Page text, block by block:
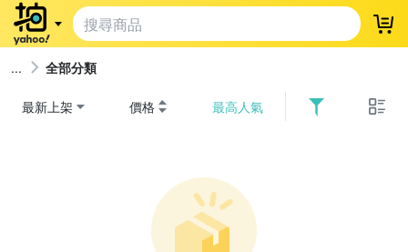
登
全部分類
最新上架 價格 最高人氣